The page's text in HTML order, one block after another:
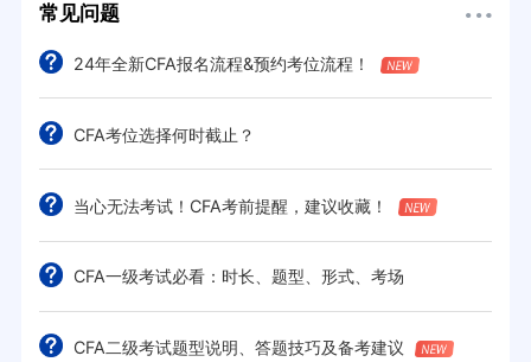
常见问题
24年全新CFA报名流程&预约考位流程！
CFA考位选择何时截止？
当心无法考试！CFA考前提醒，建议收藏！
CFA一级考试必看：时长、题型、形式、考场
CFA二级考试题型说明、答题技巧及备考建议